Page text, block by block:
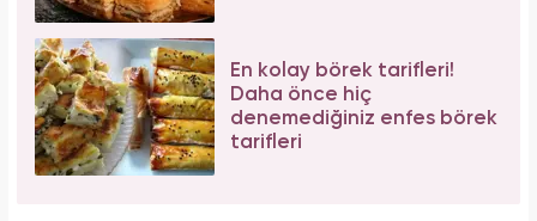
En kolay börek tarifleri!
Daha önce hiç
denemediğiniz enfes börek
tarifleri